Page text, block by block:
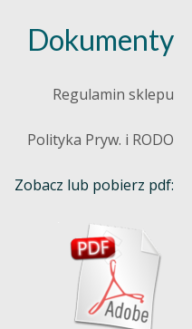
Dokumenty
Regulamin sklepu
Polityka Pryw. i RODO
Zobacz lub pobierz pdf: